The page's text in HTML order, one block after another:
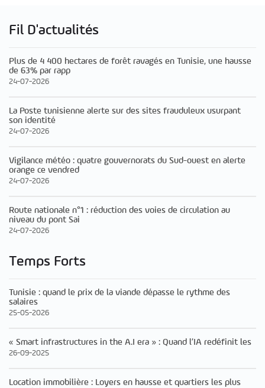
Fil D'actualités
Plus de 4 400 hectares de forêt ravagés en Tunisie, une hausse
de 63% par rapp
24-07-2026
La Poste tunisienne alerte sur des sites frauduleux usurpant
son identité
24-07-2026
Vigilance météo : quatre gouvernorats du Sud-ouest en alerte
orange ce vendred
24-07-2026
Route nationale n°1 : réduction des voies de circulation au
niveau du pont Sai
24-07-2026
Temps Forts
Tunisie : quand le prix de la viande dépasse le rythme des
salaires
25-05-2026
« Smart infrastructures in the A.I era » : Quand l’IA redéfinit les
26-09-2025
Location immobilière : Loyers en hausse et quartiers les plus